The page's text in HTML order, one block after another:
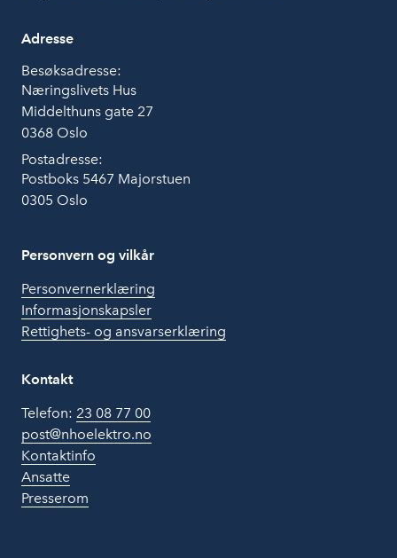
Adresse
Besøksadresse:
Næringslivets Hus
Middelthuns gate 27
0368 Oslo
Postadresse:
Postboks 5467 Majorstuen
0305 Oslo
Personvern og vilkår
Personvernerklæring
Informasjonskapsler
Rettighets- og ansvarserklæring
Kontakt
Telefon: 23 08 77 00
post@nhoelektro.no
Kontaktinfo
Ansatte
Presserom